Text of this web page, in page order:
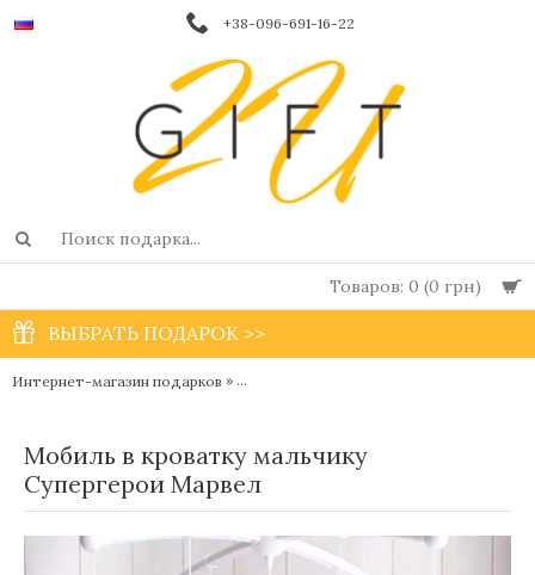
+38-096-691-16-22
Товаров: 0 (0 грн)
ВЫБРАТЬ ПОДАРОК >>
Интернет-магазин подарков » Детские подвесные игрушки - мобили
Мобиль в кроватку мальчику
Супергерои Марвел